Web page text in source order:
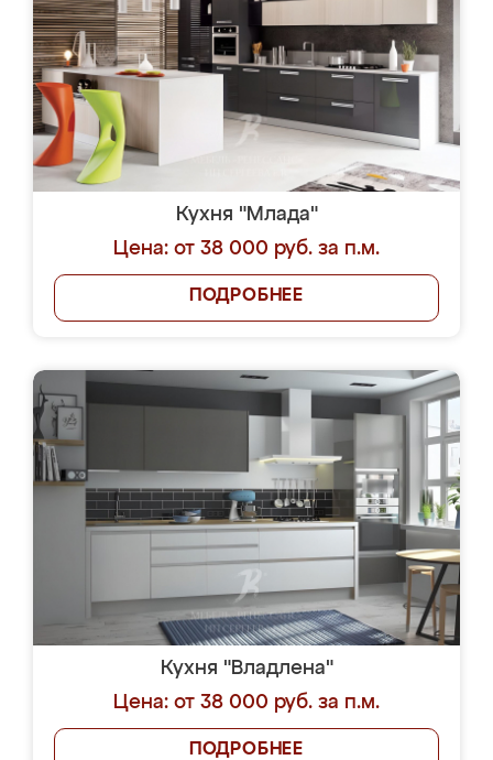
Кухня "Млада"
Цена: от 38 000 руб. за п.м.
ПОДРОБНЕЕ
Кухня "Владлена"
Цена: от 38 000 руб. за п.м.
ПОДРОБНЕЕ